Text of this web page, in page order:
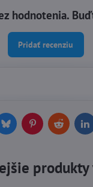
hodnotenia.
Pridať recenziu
BlueskyPinterestReddit